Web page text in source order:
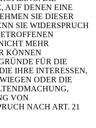
AUF DENEN EINE
SIE DIESER
SIE WIDERSPRUCH
MEHR
KÖNNEN
FÜR DIE
IHRE INTERESSEN,
ODER DIE
VON
NACH ART. 21